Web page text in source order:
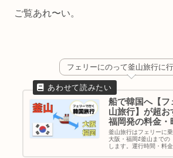
ご覧あれ〜い。
フェリーにのって釜山旅行に
船で韓国へ【フ
山旅行】が超お
福岡発の料金・
釜山旅行はフェリーに
大阪・福岡⇄釜山までの
します。運行時間・料